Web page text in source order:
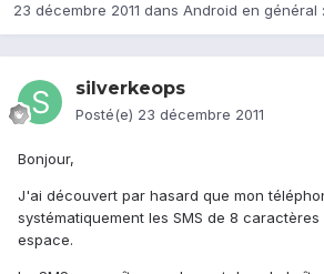
23 décembre 2011 dans Android en général
silverkeops
Posté(e) 23 décembre 2011
Bonjour,
J'ai découvert par hasard que mon
systématiquement les SMS de 8
espace.